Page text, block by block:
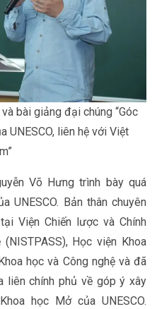
bài giảng đại chúng “Góc
UNESCO, liên hệ với Việt
Võ Hưng trình bày quá
UNESCO. Bản thân chuyên
Viện Chiến lược và Chính
Học viện Khoa
học và Công nghệ và đã
liên chính phủ về góp ý xây
học Mở của UNESCO.